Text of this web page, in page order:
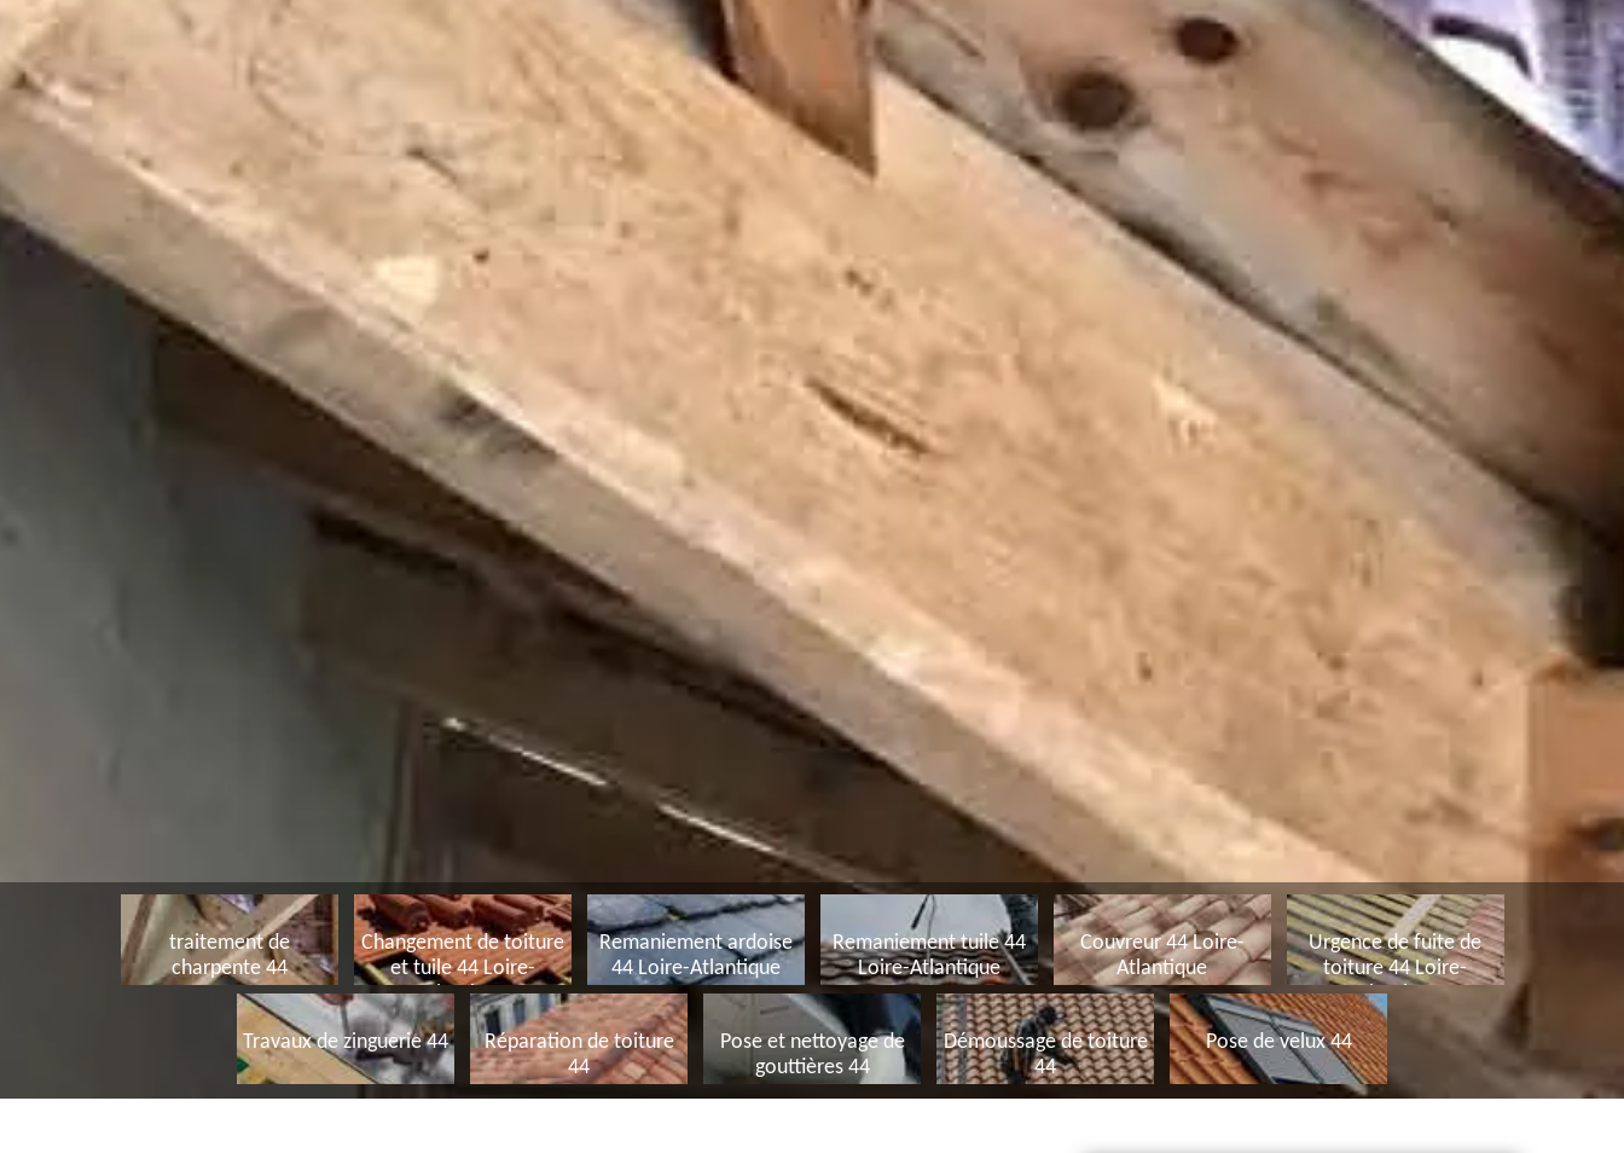
traitement de
charpente 44
Changement de toiture
et tuile 44 Loire-
Atlantique
Remaniement ardoise
44 Loire-Atlantique
Remaniement tuile 44
Loire-Atlantique
Couvreur 44 Loire-
Atlantique
Urgence de fuite de
toiture 44 Loire-
Atlantique
Travaux de zinguerie 44
Réparation de toiture
44
Pose et nettoyage de
gouttières 44
Démoussage de toiture
44
Pose de velux 44